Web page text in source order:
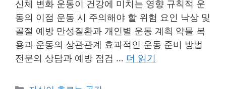
신체 변화 운동이 건강에 미치는 영향 규칙적 운
동의 이점 운동 시 주의해야 할 위험 요인 낙상 및
골절 예방 만성질환과 개인별 운동 계획 약물 복
용과 운동의 상관관계 효과적인 운동 준비 방법
전문의 상담과 예방 점검 … 더 읽기